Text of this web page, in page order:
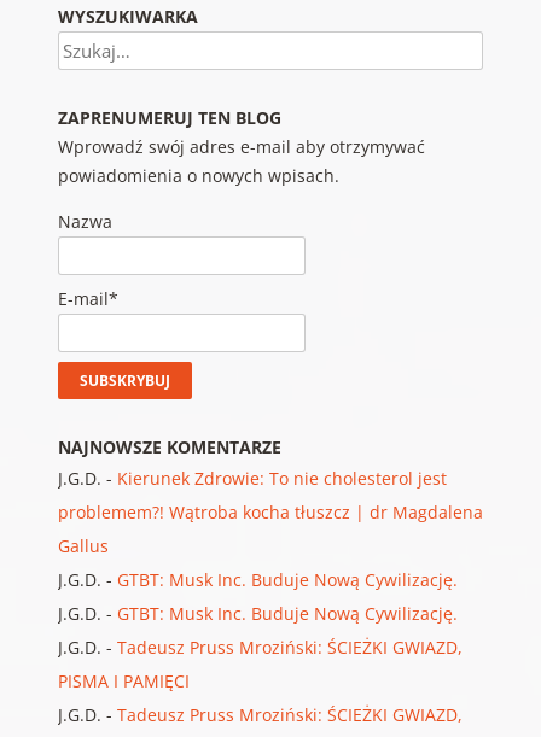
WYSZUKIWARKA
Szukaj
ZAPRENUMERUJ TEN BLOG
Wprowadź swój adres e-mail aby otrzymywać
powiadomienia o nowych wpisach.
Nazwa
E-mail*
NAJNOWSZE KOMENTARZE
J.G.D. - Kierunek Zdrowie: To nie cholesterol jest
problemem?! Wątroba kocha tłuszcz | dr Magdalena
Gallus
J.G.D. - GTBT: Musk Inc. Buduje Nową Cywilizację.
J.G.D. - GTBT: Musk Inc. Buduje Nową Cywilizację.
J.G.D. - Tadeusz Pruss Mroziński: ŚCIEŻKI GWIAZD,
PISMA I PAMIĘCI
J.G.D. - Tadeusz Pruss Mroziński: ŚCIEŻKI GWIAZD,